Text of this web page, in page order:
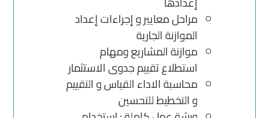
مراحل معايير و إجراءات إعداد
الموازنة الجارية
موازنة المشاريع ومهام
استطلاع تقييم جدوى الاستثمار
محاسبة الاداء القياس و التقييم
و التخطيط للتحسين